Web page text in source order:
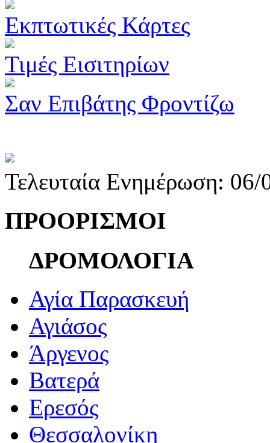
Εκπτωτικές Κάρτες
Τιμές Εισιτηρίων
Σαν Επιβάτης Φροντίζω
Τελευταία Ενημέρωση:
ΠΡΟΟΡΙΣΜΟΙ
ΔΡΟΜΟΛΟΓΙΑ
Αγία Παρασκευή
Αγιάσος
Άργενος
Βατερά
Ερεσός
Θεσσαλονίκη